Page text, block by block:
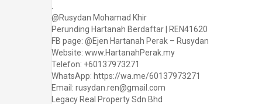
.
@Rusydan Mohamad Khir
Perunding Hartanah Berdaftar | REN41620
FB page: @Ejen Hartanah Perak – Rusydan
Website: www.HartanahPerak.my
Telefon: +60137973271
WhatsApp: https://wa.me/60137973271
Email: rusydan.ren@gmail.com
Legacy Real Property Sdn Bhd